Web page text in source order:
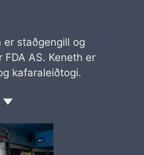
er staðgengill og
AS. Keneth er
kafaraleiðtogi.